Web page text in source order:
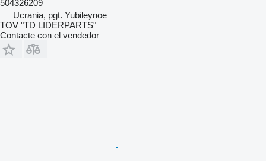
504326209
Ucrania, pgt. Yubileynoe
TOV "TD LIDERPARTS"
Contacte con el vendedor